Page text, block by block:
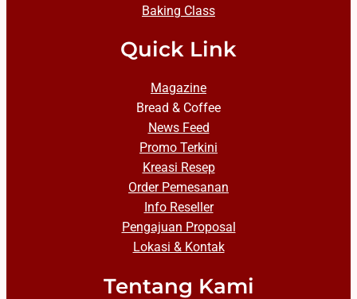
Baking Class
Quick Link
Magazine
Bread & Coffee
News Feed
Promo Terkini
Kreasi Resep
Order Pemesanan
Info Reseller
Pengajuan Proposal
Lokasi & Kontak
Tentang Kami